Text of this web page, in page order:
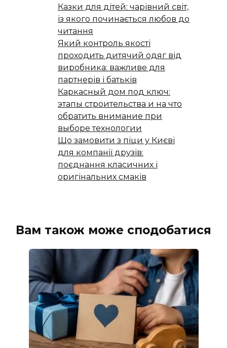
Казки для дітей: чарівний світ,
із якого починається любов до
читання
Який контроль якості
проходить дитячий одяг від
виробника: важливе для
партнерів і батьків
Каркасный дом под ключ:
этапы строительства и на что
обратить внимание при
выборе технологии
Що замовити з піци у Києві
для компанії друзів:
поєднання класичних і
оригінальних смаків
Вам також може сподобатися